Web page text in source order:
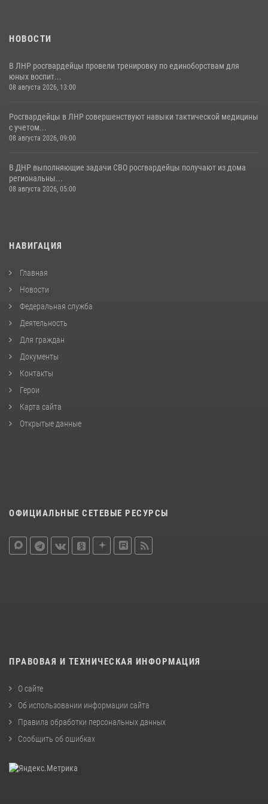
НОВОСТИ
В ЛНР росгвардейцы провели тренировку по единоборствам для
юных воспит...
08 августа 2026, 13:00
Росгвардейцы в ЛНР совершенствуют навыки тактической медицины
с учетом...
08 августа 2026, 09:00
В ДНР выполняющие задачи СВО росгвардейцы получают из дома
региональны...
08 августа 2026, 05:00
НАВИГАЦИЯ
Главная
Новости
Федеральная служба
Деятельность
Для граждан
Документы
Контакты
Герои
Карта сайта
Открытые данные
ОФИЦИАЛЬНЫЕ СЕТЕВЫЕ РЕСУРСЫ
ПРАВОВАЯ И ТЕХНИЧЕСКАЯ ИНФОРМАЦИЯ
О сайте
Об использовании информации сайта
Правила обработки персональных данных
Сообщить об ошибках